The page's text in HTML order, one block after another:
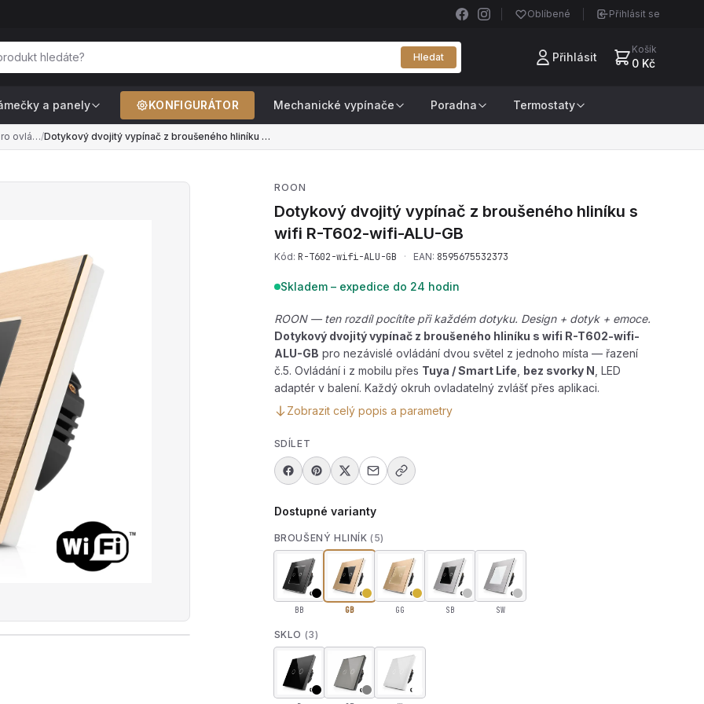
Oblíbené Přihlásit se
Hledat Přihlásit
Košík
0 Kč
a panely KONFIGURÁTOR Mechanické vypínače Poradna Termostaty
Dvojité vypínače — pro ovládání 2 světel z 1 místa (řazení č.5)/ Dotykový dvojitý vypínač z broušeného hliníku s wifi R-T602-wifi-ALU-GB
produktové video — Dotykový dvojitý vypínač z broušeného hliníku s wifi R-T602-wifi-ALU-GB
ROON
Dotykový dvojitý vypínač z broušeného hliníku s
wifi R-T602-wifi-ALU-GB
Kód: R-T602-wifi-ALU-GB · EAN: 8595675532373
Skladem – expedice do 24 hodin
ROON — ten rozdíl pocítíte při každém dotyku. Design + dotyk + emoce.
Dotykový dvojitý vypínač z broušeného hliníku s wifi R-T602-wifi-
ALU-GB pro nezávislé ovládání dvou světel z jednoho místa — řazení
č.5. Ovládání i z mobilu přes Tuya / Smart Life bez svorky N , LED
adaptér v balení. Každý okruh ovladatelný zvlášť přes aplikaci.
Zobrazit celý popis a parametry
SDÍLET
Dostupné varianty
BROUŠENÝ HLINÍK(5)
BB GB GG SB SW
SKLO (3)